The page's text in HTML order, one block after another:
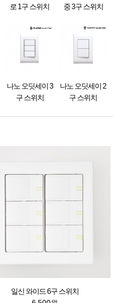
로 1구 스위치
중 3구 스위치
나노 오딧세이 3
구 스위치
나노 오딧세이 2
구 스위치
일신 와이드 6구 스위치